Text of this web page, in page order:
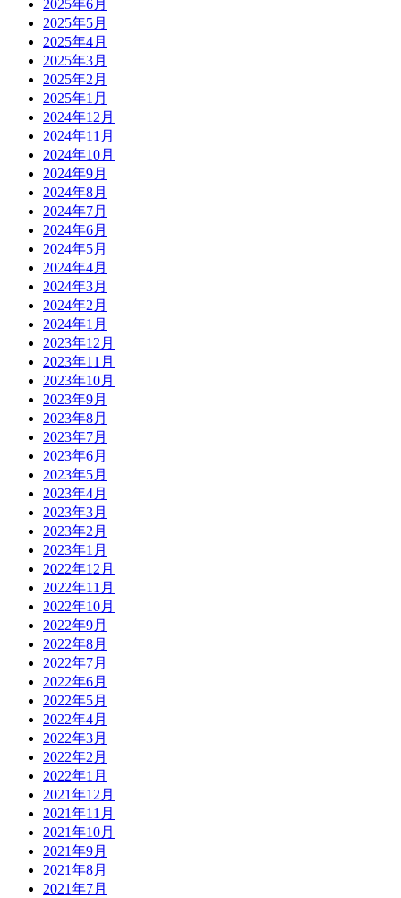
2025年6月
2025年5月
2025年4月
2025年3月
2025年2月
2025年1月
2024年12月
2024年11月
2024年10月
2024年9月
2024年8月
2024年7月
2024年6月
2024年5月
2024年4月
2024年3月
2024年2月
2024年1月
2023年12月
2023年11月
2023年10月
2023年9月
2023年8月
2023年7月
2023年6月
2023年5月
2023年4月
2023年3月
2023年2月
2023年1月
2022年12月
2022年11月
2022年10月
2022年9月
2022年8月
2022年7月
2022年6月
2022年5月
2022年4月
2022年3月
2022年2月
2022年1月
2021年12月
2021年11月
2021年10月
2021年9月
2021年8月
2021年7月